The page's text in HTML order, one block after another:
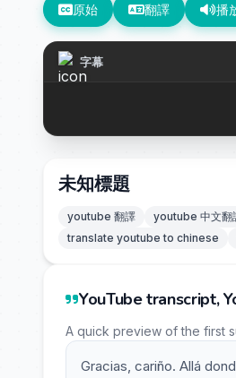
原始 翻譯 播
字幕
未知標題
youtube 翻譯 youtube 中文翻
translate youtube to chinese
YouTube transcript,
A quick preview of the first
Gracias, cariño. Allá